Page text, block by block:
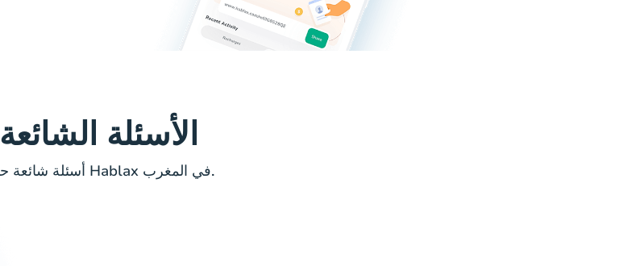
الأسئلة الشائعة
أسئلة شائعة حول Hablax في المغرب.